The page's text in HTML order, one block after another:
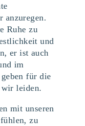
anzuregen.
Ruhe zu
und
er ist auch
im
für die
wir leiden.
mit unseren
zu